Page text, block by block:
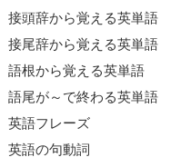
接頭辞から覚える英単語
接尾辞から覚える英単語
語根から覚える英単語
語尾が～で終わる英単語
英語フレーズ
英語の句動詞